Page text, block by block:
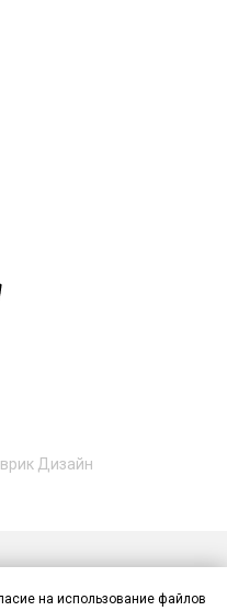
Дизайн
на использование файлов